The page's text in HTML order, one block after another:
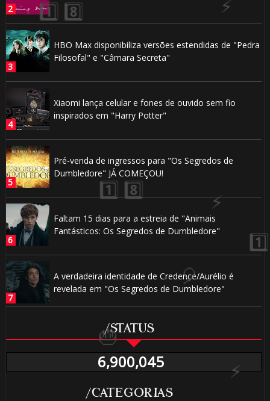
HBO Max disponibiliza versões estendidas de "Pedra
Filosofal" e "Câmara Secreta"
Xiaomi lança celular e fones de ouvido sem fio
inspirados em "Harry Potter"
Pré-venda de ingressos para "Os Segredos de
Dumbledore" JÁ COMEÇOU!
Faltam 15 dias para a estreia de "Animais
Fantásticos: Os Segredos de Dumbledore"
A verdadeira identidade de Credence/Aurélio é
revelada em "Os Segredos de Dumbledore"
/STATUS
6,900,045
/CATEGORIAS
🎂